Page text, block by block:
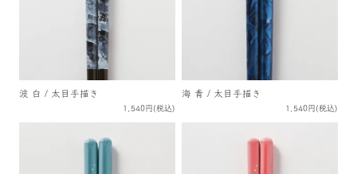
波 白 / 太目手描き
1,540円(税込)
海 青 / 太目手描き
1,540円(税込)